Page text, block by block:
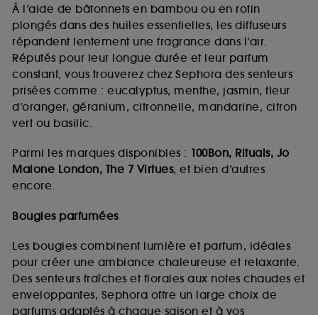
À l’aide de bâtonnets en bambou ou en rotin
plongés dans des huiles essentielles, les diffuseurs
répandent lentement une fragrance dans l’air.
Réputés pour leur longue durée et leur parfum
constant, vous trouverez chez Sephora des senteurs
prisées comme : eucalyptus, menthe, jasmin, fleur
d’oranger, géranium, citronnelle, mandarine, citron
vert ou basilic.
Parmi les marques disponibles : 100Bon, Rituals, Jo
Malone London, The 7 Virtues, et bien d’autres
encore.
Bougies parfumées
Les bougies combinent lumière et parfum, idéales
pour créer une ambiance chaleureuse et relaxante.
Des senteurs fraîches et florales aux notes chaudes et
enveloppantes, Sephora offre un large choix de
parfums adaptés à chaque saison et à vos
choix" ci-dessous ou décider de "tout accepter".
Sephora pourra associer les informations de
navigation collectées par ces Cookies, pour les
finalités acceptées, avec les données personnelles
collectées ou générées lors de votre activité en ligne
ou en magasin. Pour refuser tous les cookies, cliques
sur "continuer sans accepter". Voous pouvez à tout
moment choisir de retirer votrte consentement. Si vous
souhaitez obtenir plus d'information sur les cookies
utilisés, cliquez